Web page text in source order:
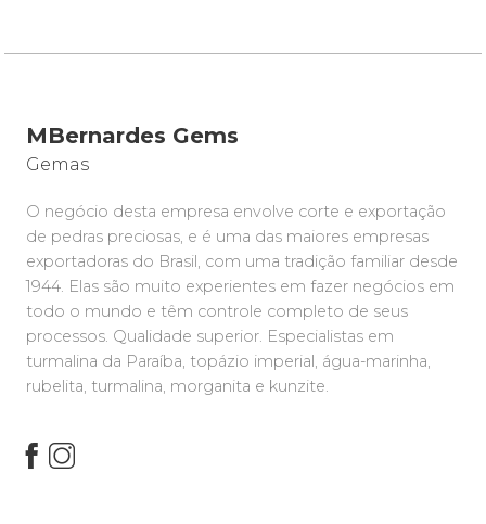
MBernardes Gems
Gemas
O negócio desta empresa envolve corte e exportação
de pedras preciosas, e é uma das maiores empresas
exportadoras do Brasil, com uma tradição familiar desde
1944. Elas são muito experientes em fazer negócios em
todo o mundo e têm controle completo de seus
processos. Qualidade superior. Especialistas em
turmalina da Paraíba, topázio imperial, água-marinha,
rubelita, turmalina, morganita e kunzite.